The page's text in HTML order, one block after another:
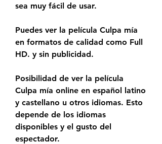
sea muy fácil de usar.
Puedes ver la película Culpa mía
en formatos de calidad como Full
HD. y sin publicidad.
Posibilidad de ver la película
Culpa mía online en español latino
y castellano u otros idiomas. Esto
depende de los idiomas
disponibles y el gusto del
espectador.